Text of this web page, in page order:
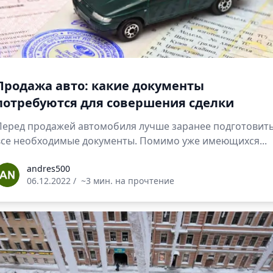
авто: какие документы
для совершения сделки
продажей автомобиля лучше заранее
необходимые документы. Помимо уже имеющихся...
andres500
06.12.2022 / ~3 мин. на прочтение